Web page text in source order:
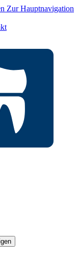
Zur Hauptnavigation